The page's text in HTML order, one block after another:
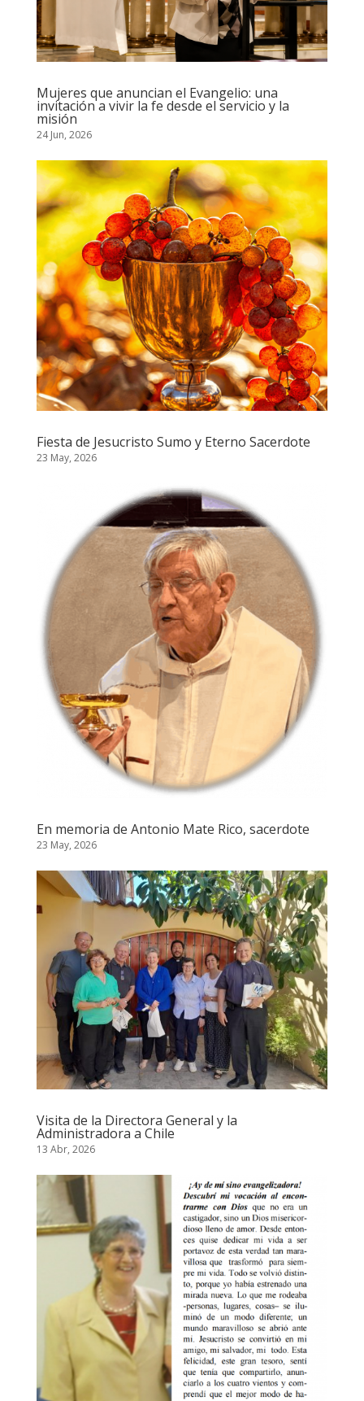
Mujeres que anuncian el Evangelio: una
invitación a vivir la fe desde el servicio y la
misión
24 Jun, 2026
Fiesta de Jesucristo Sumo y Eterno Sacerdote
23 May, 2026
En memoria de Antonio Mate Rico, sacerdote
23 May, 2026
Visita de la Directora General y la
Administradora a Chile
13 Abr, 2026